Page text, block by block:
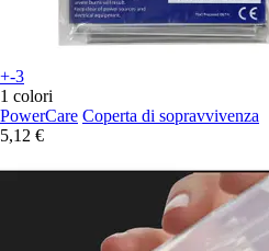
+-3
1 colori
PowerCare Coperta di sopravvivenza
5,12 €